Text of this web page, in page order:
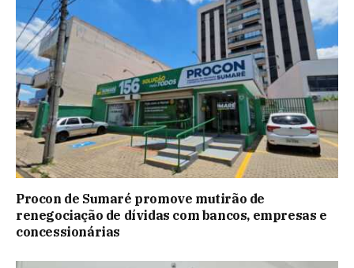
Procon de Sumaré promove mutirão de
renegociação de dívidas com bancos, empresas e
concessionárias